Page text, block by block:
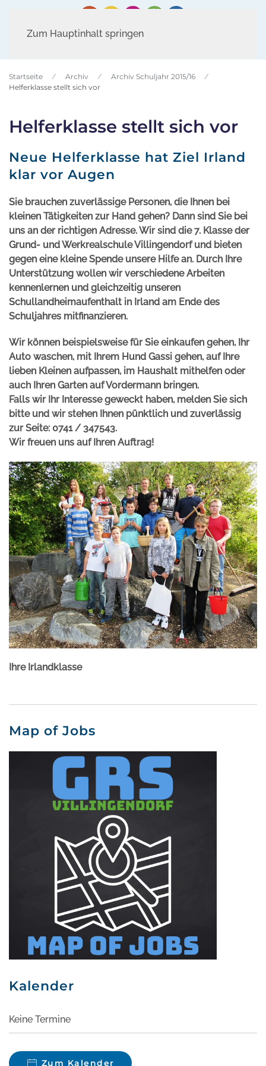
Zum Hauptinhalt springen
Startseite Archiv
Archiv Schuljahr 2015/16
Helferklasse stellt sich vor
Helferklasse stellt sich vor
Neue Helferklasse hat Ziel Irland
klar vor Augen
Sie brauchen zuverlässige Personen, die Ihnen bei
kleinen Tätigkeiten zur Hand gehen? Dann sind Sie bei
uns an der richtigen Adresse. Wir sind die 7. Klasse der
Grund- und Werkrealschule Villingendorf und bieten
gegen eine kleine Spende unsere Hilfe an. Durch Ihre
Unterstützung wollen wir verschiedene Arbeiten
kennenlernen und gleichzeitig unseren
Schullandheimaufenthalt in Irland am Ende des
Schuljahres mitfinanzieren.
Wir können beispielsweise für Sie einkaufen gehen, Ihr
Auto waschen, mit Ihrem Hund Gassi gehen, auf Ihre
lieben Kleinen aufpassen, im Haushalt mithelfen oder
auch Ihren Garten auf Vordermann bringen.
Falls wir Ihr Interesse geweckt haben, melden Sie sich
bitte und wir stehen Ihnen pünktlich und zuverlässig
zur Seite: 0741 / 347543.
Wir freuen uns auf Ihren Auftrag!
Ihre Irlandklasse
Map of Jobs
Kalender
Keine Termine
Zum Kalender